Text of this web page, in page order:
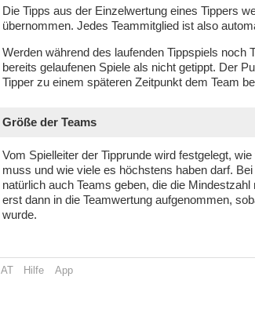
Die Tipps aus der Einzelwertung eines Tippers
übernommen. Jedes Teammitglied ist also
Werden während des laufenden Tippspiels noch
bereits gelaufenen Spiele als nicht getippt. Der
Tipper zu einem späteren Zeitpunkt dem Team
Größe der Teams
Vom Spielleiter der Tipprunde wird festgelegt,
muss und wie viele es höchstens haben darf.
natürlich auch Teams geben, die die
erst dann in die Teamwertung aufgenommen,
wurde.
AT Hilfe App